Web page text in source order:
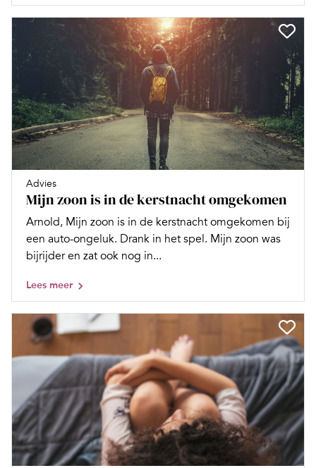
Advies
Mijn zoon is in de kerstnacht omgekomen
Arnold, Mijn zoon is in de kerstnacht omgekomen bij
een auto-ongeluk. Drank in het spel. Mijn zoon was
bijrijder en zat ook nog in...
Lees meer